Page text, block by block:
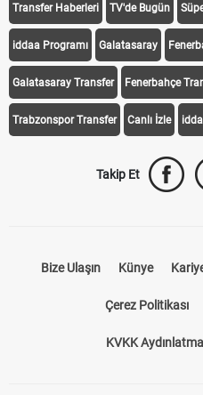
Transfer Haberleri TV'de Bugün
iddaa Programı Galatasaray
Galatasaray Transfer Fenerbahçe
Trabzonspor Transfer Canlı İzle
Takip Et
Bize Ulaşın Künye
Çerez Politikası
KVKK